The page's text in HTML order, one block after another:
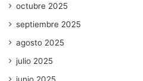
octubre 2025
septiembre 2025
agosto 2025
julio 2025